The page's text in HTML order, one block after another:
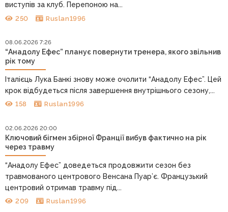
виступів за клуб. Перепоною на...
250 Ruslan1996
08.06.2026 7:26
“Анадолу Ефес” планує повернути тренера, якого звільнив
рік тому
Італієць Лука Банкі знову може очолити “Анадолу Ефес”. Цей
крок відбудеться після завершення внутрішнього сезону,...
158 Ruslan1996
02.06.2026 20:00
Ключовий бігмен збірної Франції вибув фактично на рік
через травму
“Анадолу Ефес” доведеться продовжити сезон без
травмованого центрового Венсана Пуар’є. Французький
центровий отримав травму під...
209 Ruslan1996